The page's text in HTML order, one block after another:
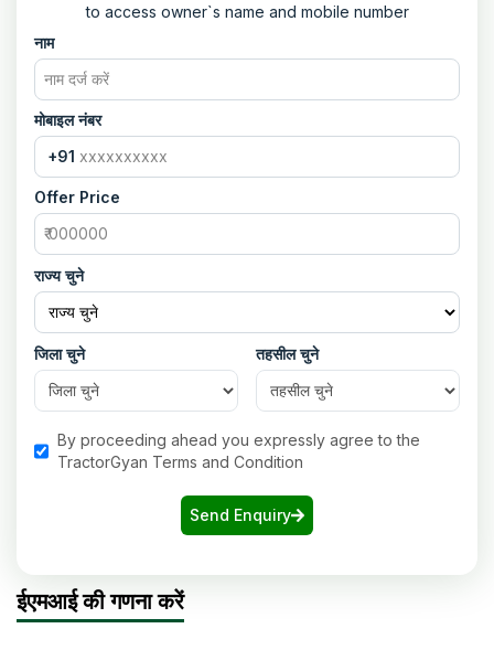
to access owner`s name and mobile number
नाम
मोबाइल नंबर
+91
Offer Price
राज्य चुने
जिला चुने तहसील चुने
By proceeding ahead you expressly agree to the
TractorGyan Terms and Condition
Send Enquiry
ईएमआई की गणना करें